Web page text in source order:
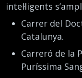
intel·ligents
Carrer del
Catalunya.
Carreró de la
Puríssima